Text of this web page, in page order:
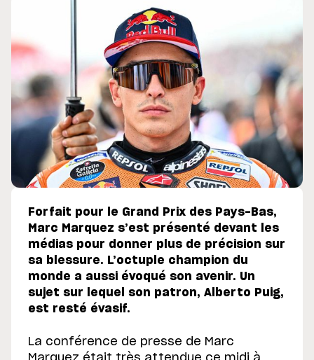
Forfait pour le Grand Prix des Pays-Bas,
Marc Marquez s’est présenté devant les
médias pour donner plus de précision sur
sa blessure. L’octuple champion du
monde a aussi évoqué son avenir. Un
sujet sur lequel son patron, Alberto Puig,
est resté évasif.
La conférence de presse de Marc